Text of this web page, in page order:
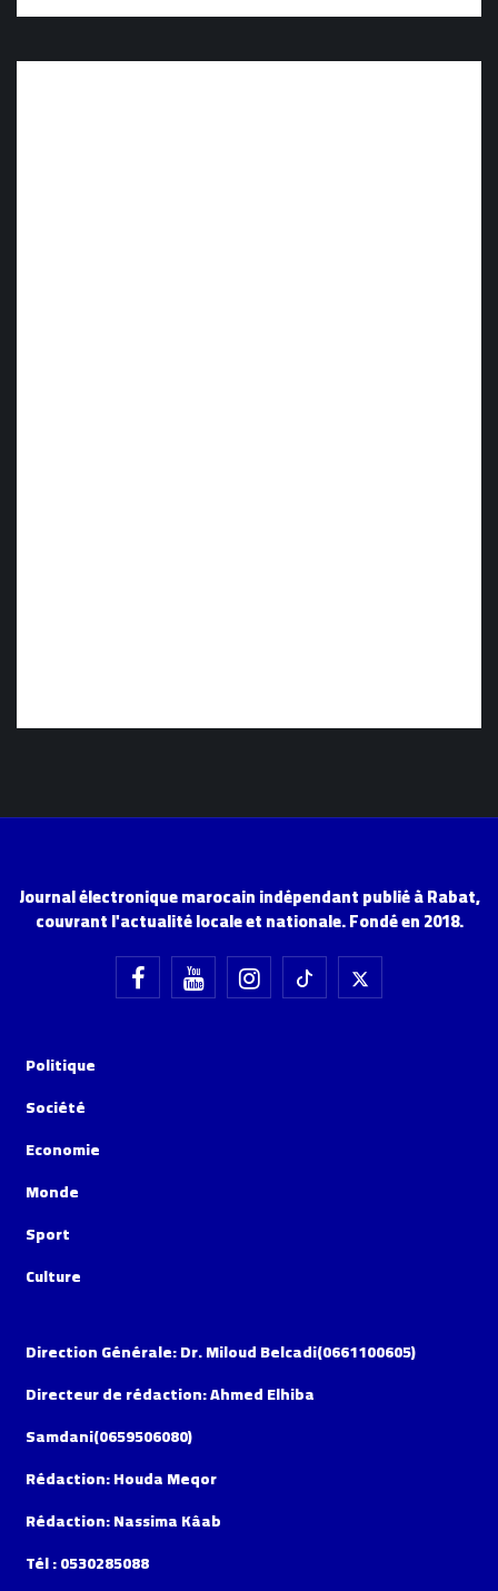
Journal électronique marocain indépendant publié à Rabat,
couvrant l'actualité locale et nationale. Fondé en 2018.
Politique
Société
Economie
Monde
Sport
Culture
Direction Générale: Dr. Miloud Belcadi(0661100605)
Directeur de rédaction: Ahmed Elhiba
Samdani(0659506080)
Rédaction: Houda Meqor
Rédaction: Nassima Kâab
Tél : 0530285088